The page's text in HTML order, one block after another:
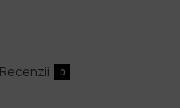
Recenzii 0